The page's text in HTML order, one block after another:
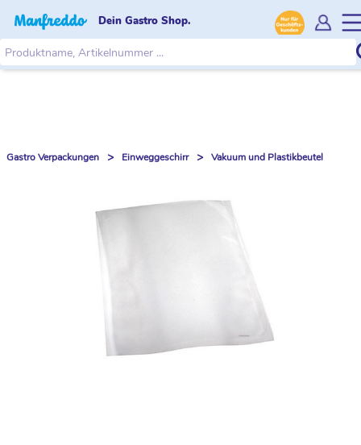
Dein Gastro Shop.
Gastro Verpackungen > Einweggeschirr > Vakuum und Plastikbeutel